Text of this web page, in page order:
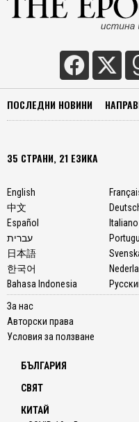
ПОСЛЕДНИ НОВИНИ
35 СТРАНИ, 21 ЕЗИКА
English
中文
Español
עברית
日本語
한국어
Bahasa Indonesia
Italiano
За нас
Авторски права
Условия за ползване
БЪЛГАРИЯ
СВЯТ
КИТАЙ